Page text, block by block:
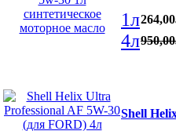
1л264,00
4л950,00
Shell